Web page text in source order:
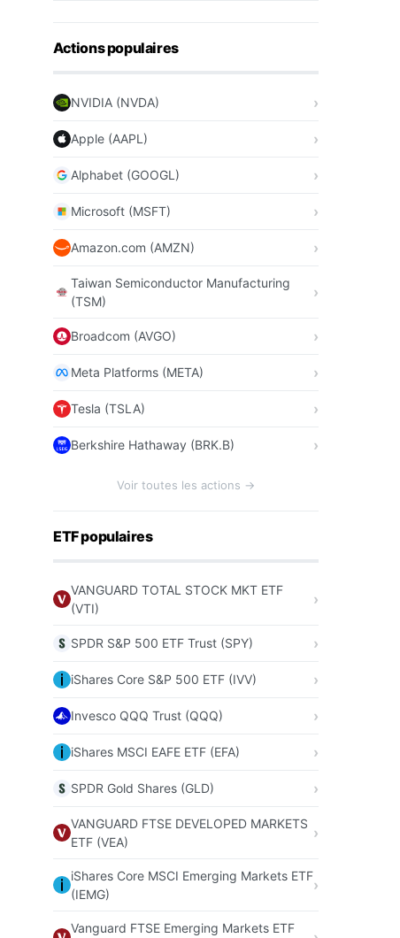
Actions populaires
NVIDIA (NVDA)
Apple (AAPL)
Alphabet (GOOGL)
Microsoft (MSFT)
Amazon.com (AMZN)
Taiwan Semiconductor Manufacturing
(TSM)
Broadcom (AVGO)
Meta Platforms (META)
Tesla (TSLA)
Berkshire Hathaway (BRK.B)
Voir toutes les actions →
ETF populaires
VANGUARD TOTAL STOCK MKT ETF
(VTI)
SPDR S&P 500 ETF Trust (SPY)
iShares Core S&P 500 ETF (IVV)
Invesco QQQ Trust (QQQ)
iShares MSCI EAFE ETF (EFA)
SPDR Gold Shares (GLD)
VANGUARD FTSE DEVELOPED MARKETS
ETF (VEA)
iShares Core MSCI Emerging Markets ETF
(IEMG)
Vanguard FTSE Emerging Markets ETF